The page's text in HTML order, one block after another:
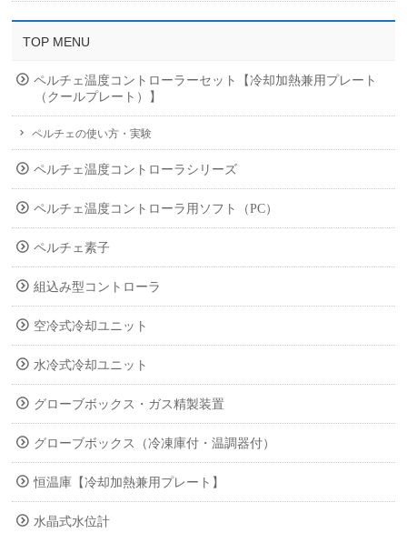
TOP MENU
ペルチェ温度コントローラーセット【冷却加熱兼用プレート
（クールプレート）】
ペルチェの使い方・実験
ペルチェ温度コントローラシリーズ
ペルチェ温度コントローラ用ソフト（PC）
ペルチェ素子
組込み型コントローラ
空冷式冷却ユニット
水冷式冷却ユニット
グローブボックス・ガス精製装置
グローブボックス（冷凍庫付・温調器付）
恒温庫【冷却加熱兼用プレート】
水晶式水位計